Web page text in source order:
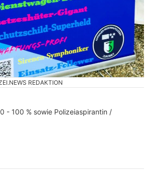
REDAKTION
- 100 % sowie Polizeiaspirantin /